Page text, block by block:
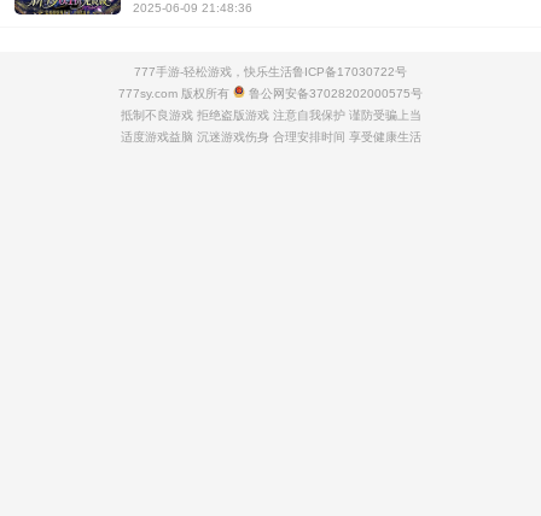
2025-06-09 21:48:36
777手游-轻松游戏，快乐生活鲁ICP备17030722号
777sy.com 版权所有
鲁公网安备37028202000575号
抵制不良游戏 拒绝盗版游戏 注意自我保护 谨防受骗上当
适度游戏益脑 沉迷游戏伤身 合理安排时间 享受健康生活